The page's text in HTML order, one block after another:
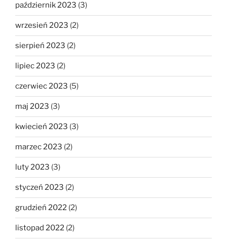
październik 2023 (3)
wrzesień 2023 (2)
sierpień 2023 (2)
lipiec 2023 (2)
czerwiec 2023 (5)
maj 2023 (3)
kwiecień 2023 (3)
marzec 2023 (2)
luty 2023 (3)
styczeń 2023 (2)
grudzień 2022 (2)
listopad 2022 (2)